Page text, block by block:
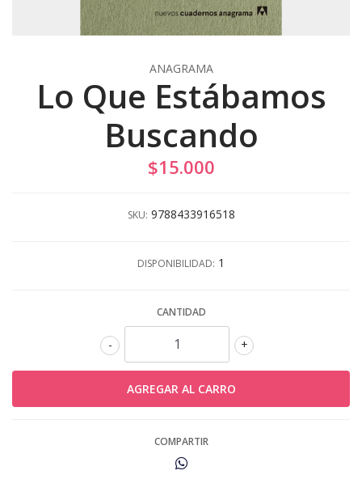
ANAGRAMA
Lo Que Estábamos
Buscando
$15.000
SKU: 9788433916518
DISPONIBILIDAD: 1
CANTIDAD
+
-
COMPARTIR